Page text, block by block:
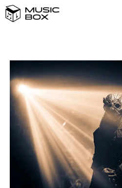
NASLOVNICA
DOMAĆA GLAZBA
STRANA GLAZBA
FILM
MUSIC BOX